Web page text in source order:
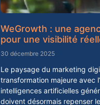
WeGrowth : une
pour une visibilité
30 décembre 2025
Le paysage du marketing
transformation majeure avec
intelligences artificielles
doivent désormais repenser